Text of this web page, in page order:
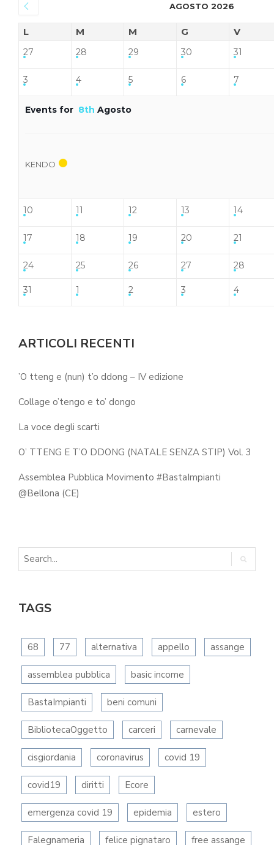
AGOSTO 2026
L M M G V
27 28 29 30 31
3 4 5 6 7
Events for 8th Agosto
KENDO
10 11 12 13 14
17 18 19 20 21
24 25 26 27 28
31 1 2 3 4
ARTICOLI RECENTI
’O tteng e (nun) t’o ddong – IV edizione
Collage o’tengo e to’ dongo
La voce degli scarti
O’ TTENG E T’O DDONG (NATALE SENZA STIP) Vol. 3
Assemblea Pubblica Movimento #BastaImpianti
@Bellona (CE)
TAGS
68 77 alternativa appello assange
assemblea pubblica basic income
BastaImpianti beni comuni
BibliotecaOggetto carceri carnevale
cisgiordania coronavirus covid 19
covid19 diritti Ecore
emergenza covid 19 epidemia estero
Falegnameria felice pignataro free assange